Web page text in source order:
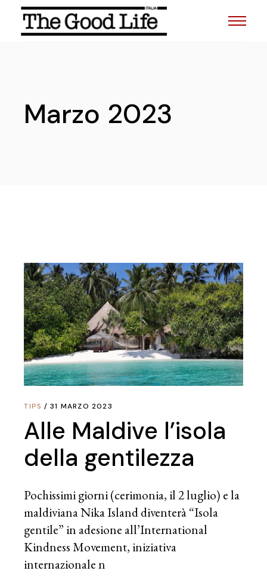
Marzo 2023
TIPS 31 MARZO 2023
Alle Maldive l’isola
della gentilezza
Pochissimi giorni (cerimonia, il 2 luglio) e la
maldiviana Nika Island diventerà “Isola
gentile” in adesione all’International
Kindness Movement, iniziativa
internazionale n